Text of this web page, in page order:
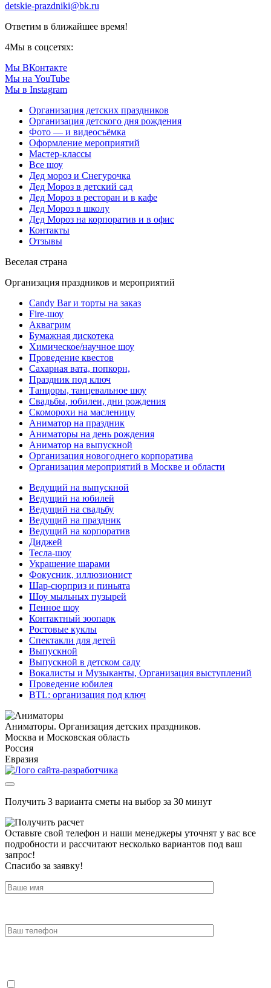
detskie-prazdniki@bk.ru
Ответим в ближайшее время!
4Мы в соцсетях:
Мы ВКонтакте
Мы на YouTube
Мы в Instagram
Организация детских праздников
Организация детского дня рождения
Фото — и видеосъёмка
Оформление мероприятий
Мастер-классы
Все шоу
Дед мороз и Снегурочка
Дед Мороз в детский сад
Дед Мороз в ресторан и в кафе
Дед Мороз в школу
Дед Мороз на корпоратив и в офис
Контакты
Отзывы
Веселая страна
Организация праздников и мероприятий
Candy Bar и торты на заказ
Fire-шоу
Аквагрим
Бумажная дискотека
Химическое/научное шоу
Проведение квестов
Сахарная вата, попкорн,
Праздник под ключ
Танцоры, танцевальное шоу
Свадьбы, юбилеи, дни рождения
Скоморохи на масленицу
Аниматор на праздник
Аниматоры на день рождения
Аниматор на выпускной
Организация новогоднего корпоратива
Организация мероприятий в Москве и области
Ведущий на выпускной
Ведущий на юбилей
Ведущий на свадьбу
Ведущий на праздник
Ведущий на корпоратив
Диджей
Тесла-шоу
Украшение шарами
Фокусник, иллюзионист
Шар-сюрприз и пиньята
Шоу мыльных пузырей
Пенное шоу
Контактный зоопарк
Ростовые куклы
Спектакли для детей
Выпускной
Выпускной в детском саду
Вокалисты и Музыканты, Организация выступлений
Проведение юбилея
BTL: организация под ключ
Аниматоры. Организация детских праздников.
Москва и Московская область
Россия
Евразия
Получить 3 варианта сметы на выбор за 30 минут
Оставьте свой телефон и наши менеджеры уточнят у вас все
подробности и рассчитают несколько вариантов под ваш
запрос!
Спасибо за заявку!